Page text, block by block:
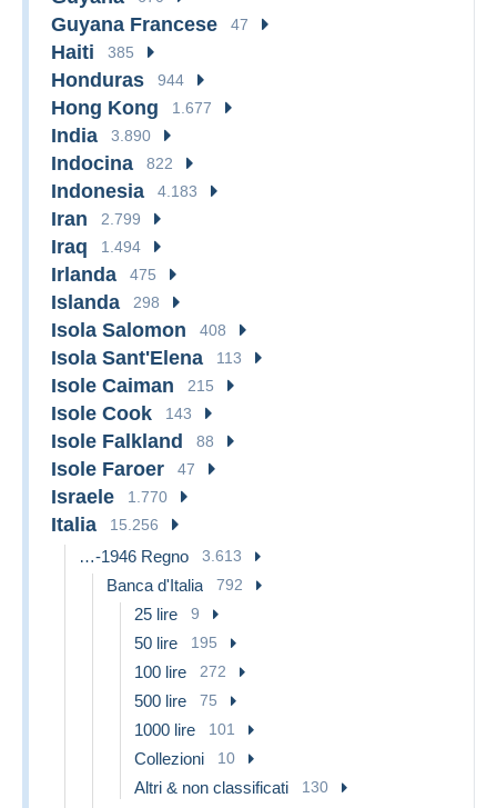
Guyana Francese 47
Haiti 385
Honduras 944
Hong Kong 1.677
India 3.890
Indocina 822
Indonesia 4.183
Iran 2.799
Iraq 1.494
Irlanda 475
Islanda 298
Isola Salomon 408
Isola Sant'Elena 113
Isole Caiman 215
Isole Cook 143
Isole Falkland 88
Isole Faroer 47
Israele 1.770
Italia 15.256
…-1946 Regno 3.613
Banca d'Italia 792
25 lire 9
50 lire 195
100 lire 272
500 lire 75
1000 lire 101
Collezioni 10
Altri & non classificati 130